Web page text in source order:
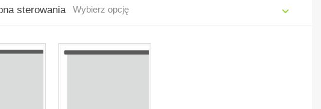
sterowania Wybierz opcję